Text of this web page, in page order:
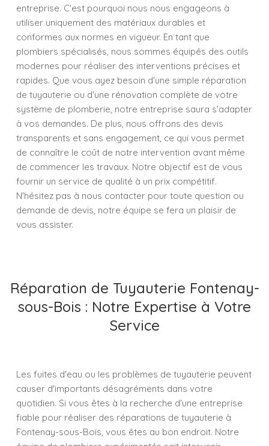
entreprise. C'est pourquoi nous nous engageons à
utiliser uniquement des matériaux durables et
conformes aux normes en vigueur. En tant que
plombiers spécialisés, nous sommes équipés des outils
modernes pour réaliser des interventions précises et
rapides. Que vous ayez besoin d'une simple réparation
de tuyauterie ou d'une rénovation complète de votre
système de plomberie, notre entreprise saura s'adapter
à vos demandes. De plus, nous offrons des devis
transparents et sans engagement, ce qui vous permet
de connaître le coût de notre intervention avant même
de commencer les travaux. Notre objectif est de vous
fournir un service de qualité à un prix compétitif.
N'hésitez pas à nous contacter pour toute question ou
demande de devis, notre équipe se fera un plaisir de
vous assister.
Réparation de Tuyauterie Fontenay-
sous-Bois : Notre Expertise à Votre
Service
Les fuites d'eau ou les problèmes de tuyauterie peuvent
causer d'importants désagréments dans votre
quotidien. Si vous êtes à la recherche d'une entreprise
fiable pour réaliser des réparations de tuyauterie à
Fontenay-sous-Bois, vous êtes au bon endroit. Notre